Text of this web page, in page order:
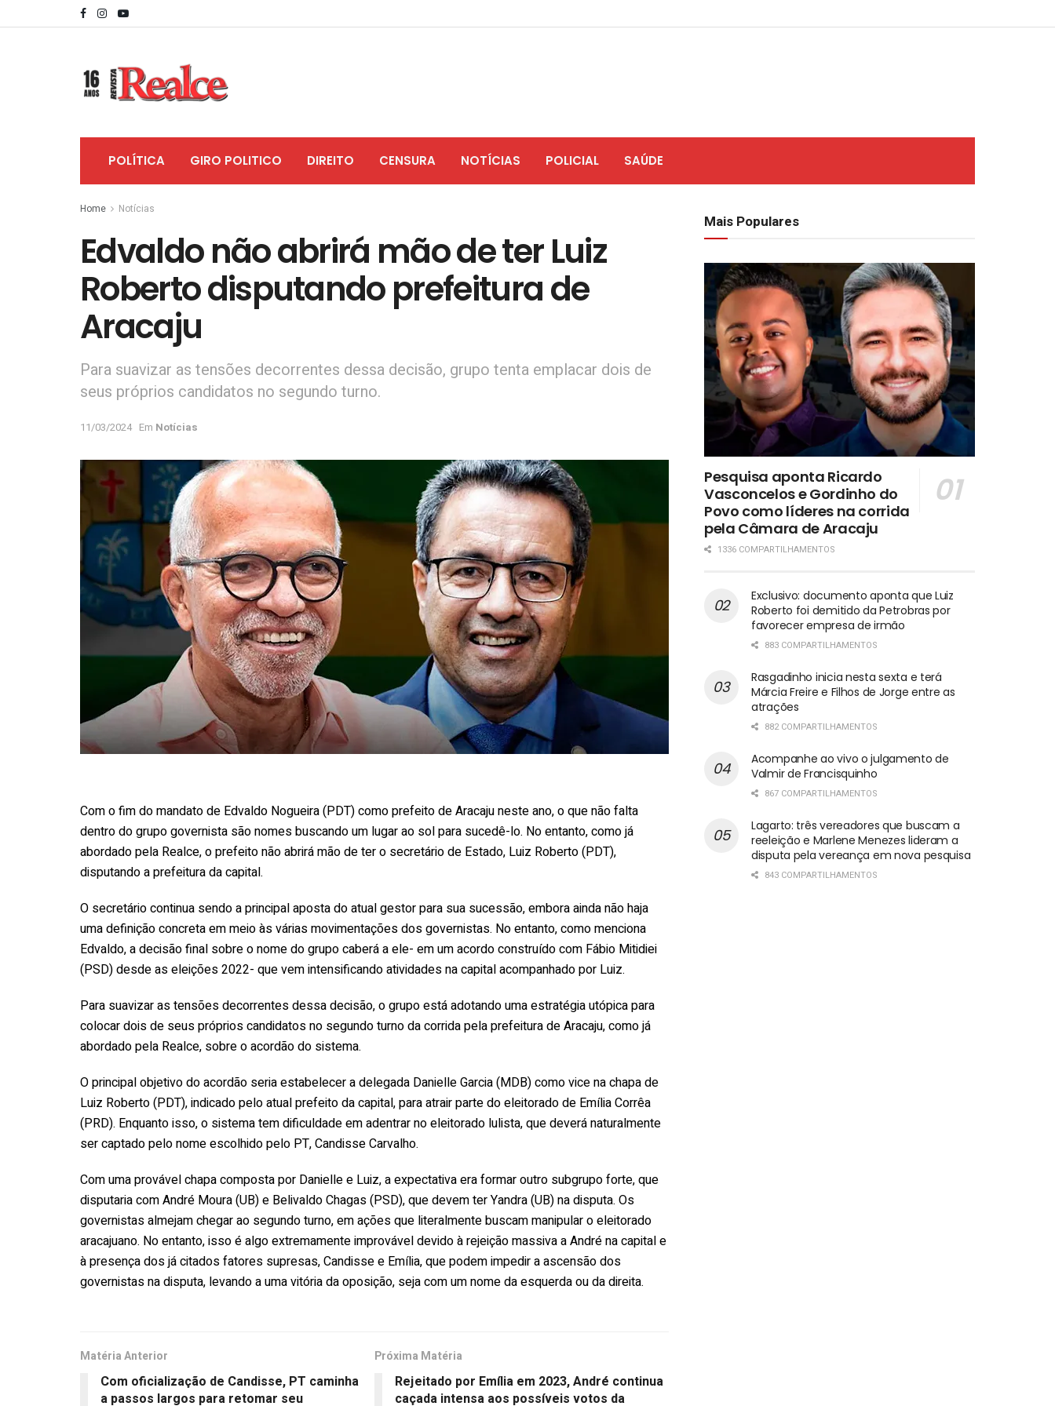
POLÍTICA GIRO POLITICO DIREITO CENSURA NOTÍCIAS POLICIAL SAÚDE
Home Notícias
Edvaldo não abrirá mão de ter Luiz
Roberto disputando prefeitura de
Aracaju
Para suavizar as tensões decorrentes dessa decisão, grupo tenta emplacar dois de
seus próprios candidatos no segundo turno.
11/03/2024 Em Notícias
Com o fim do mandato de Edvaldo Nogueira (PDT) como prefeito de Aracaju neste ano, o que não falta
dentro do grupo governista são nomes buscando um lugar ao sol para sucedê-lo. No entanto, como já
abordado pela Realce, o prefeito não abrirá mão de ter o secretário de Estado, Luiz Roberto (PDT),
disputando a prefeitura da capital.
O secretário continua sendo a principal aposta do atual gestor para sua sucessão, embora ainda não haja
uma definição concreta em meio às várias movimentações dos governistas. No entanto, como menciona
Edvaldo, a decisão final sobre o nome do grupo caberá a ele- em um acordo construído com Fábio Mitidiei
(PSD) desde as eleições 2022- que vem intensificando atividades na capital acompanhado por Luiz.
Para suavizar as tensões decorrentes dessa decisão, o grupo está adotando uma estratégia utópica para
colocar dois de seus próprios candidatos no segundo turno da corrida pela prefeitura de Aracaju, como já
abordado pela Realce, sobre o acordão do sistema.
O principal objetivo do acordão seria estabelecer a delegada Danielle Garcia (MDB) como vice na chapa de
Luiz Roberto (PDT), indicado pelo atual prefeito da capital, para atrair parte do eleitorado de Emília Corrêa
(PRD). Enquanto isso, o sistema tem dificuldade em adentrar no eleitorado lulista, que deverá naturalmente
ser captado pelo nome escolhido pelo PT, Candisse Carvalho.
Com uma provável chapa composta por Danielle e Luiz, a expectativa era formar outro subgrupo forte, que
disputaria com André Moura (UB) e Belivaldo Chagas (PSD), que devem ter Yandra (UB) na disputa. Os
governistas almejam chegar ao segundo turno, em ações que literalmente buscam manipular o eleitorado
aracajuano. No entanto, isso é algo extremamente improvável devido à rejeição massiva a André na capital e
à presença dos já citados fatores supresas, Candisse e Emília, que podem impedir a ascensão dos
governistas na disputa, levando a uma vitória da oposição, seja com um nome da esquerda ou da direita.
Matéria Anterior
Com oficialização de Candisse, PT caminha
a passos largos para retomar seu
Próxima Matéria
Rejeitado por Emília em 2023, André continua
caçada intensa aos possíveis votos da
Mais Populares
Pesquisa aponta Ricardo
Vasconcelos e Gordinho do
Povo como líderes na corrida
pela Câmara de Aracaju
1336 COMPARTILHAMENTOS
Exclusivo: documento aponta que Luiz
Roberto foi demitido da Petrobras por
favorecer empresa de irmão
883 COMPARTILHAMENTOS
Rasgadinho inicia nesta sexta e terá
Márcia Freire e Filhos de Jorge entre as
atrações
882 COMPARTILHAMENTOS
Acompanhe ao vivo o julgamento de
Valmir de Francisquinho
867 COMPARTILHAMENTOS
Lagarto: três vereadores que buscam a
reeleição e Marlene Menezes lideram a
disputa pela vereança em nova pesquisa
843 COMPARTILHAMENTOS